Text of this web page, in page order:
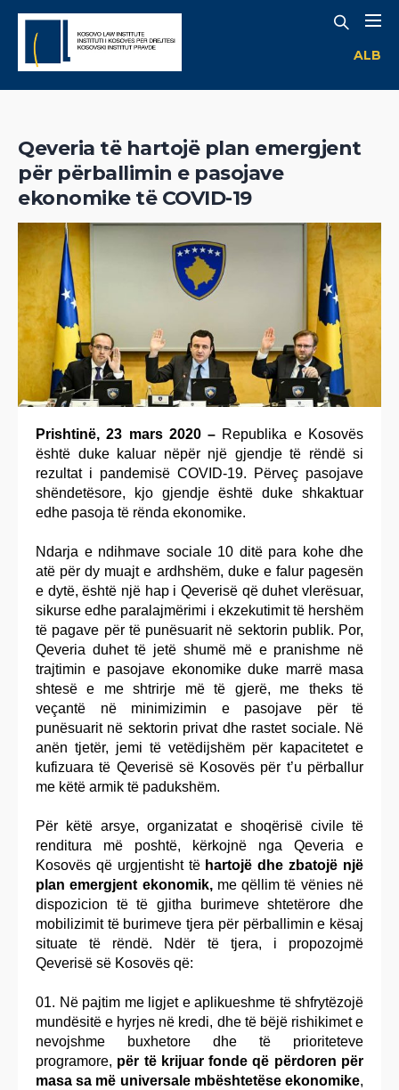
ALB
Qeveria të hartojë plan emergjent
për përballimin e pasojave
ekonomike të COVID-19
Prishtinë, 23 mars 2020 – Republika e Kosovës
është duke kaluar nëpër një gjendje të rëndë si
rezultat i pandemisë COVID-19. Përveç pasojave
shëndetësore, kjo gjendje është duke shkaktuar
edhe pasoja të rënda ekonomike.
Ndarja e ndihmave sociale 10 ditë para kohe dhe
atë për dy muajt e ardhshëm, duke e falur pagesën
e dytë, është një hap i Qeverisë që duhet vlerësuar,
sikurse edhe paralajmërimi i ekzekutimit të hershëm
të pagave për të punësuarit në sektorin publik. Por,
Qeveria duhet të jetë shumë më e pranishme në
trajtimin e pasojave ekonomike duke marrë masa
shtesë e me shtrirje më të gjerë, me theks të
veçantë në minimizimin e pasojave për të
punësuarit në sektorin privat dhe rastet sociale. Në
anën tjetër, jemi të vetëdijshëm për kapacitetet e
kufizuara të Qeverisë së Kosovës për t’u përballur
me këtë armik të padukshëm.
Për këtë arsye, organizatat e shoqërisë civile të
renditura më poshtë, kërkojnë nga Qeveria e
Kosovës që urgjentisht të hartojë dhe zbatojë një
plan emergjent ekonomik,me qëllim të vënies në
dispozicion të të gjitha burimeve shtetërore dhe
mobilizimit të burimeve tjera për përballimin e kësaj
situate të rëndë. Ndër të tjera, i propozojmë
Qeverisë së Kosovës që:
Në pajtim me ligjet e aplikueshme të shfrytëzojë
mundësitë e hyrjes në kredi, dhe të bëjë rishikimet e
nevojshme buxhetore dhe të prioriteteve
programore, për të krijuar fonde që përdoren për
masa sa më universale mbështetëse ekonomike,